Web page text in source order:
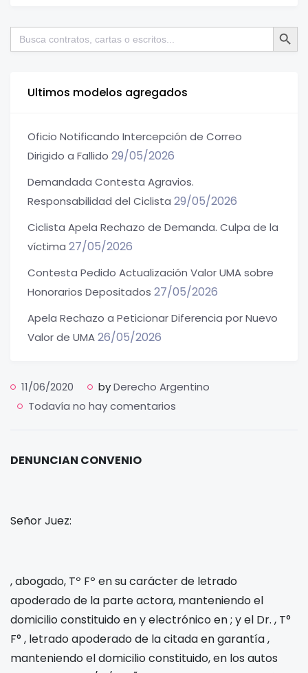
11/06/2020 byDerecho Argentino
Todavía no hay comentarios
DENUNCIAN CONVENIO
Señor Juez:
, abogado, Tº Fº en su carácter de letrado
apoderado de la parte actora, manteniendo el
domicilio constituido eny electrónico en; y el Dr. , T°
F° , letrado apoderado de la citada en garantía,
manteniendo el domicilio constituido, en los autos
Buscar: Botón de
Ultimos modelos agregados
Oficio Notificando Intercepción de Correo
Dirigido a Fallido 29/05/2026
Demandada Contesta Agravios.
Responsabilidad del Ciclista 29/05/2026
Ciclista Apela Rechazo de Demanda. Culpa de la
víctima 27/05/2026
Contesta Pedido Actualización Valor UMA sobre
Honorarios Depositados 27/05/2026
Apela Rechazo a Peticionar Diferencia por Nuevo
Valor de UMA26/05/2026